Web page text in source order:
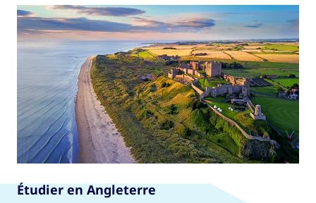
Étudier en Angleterre